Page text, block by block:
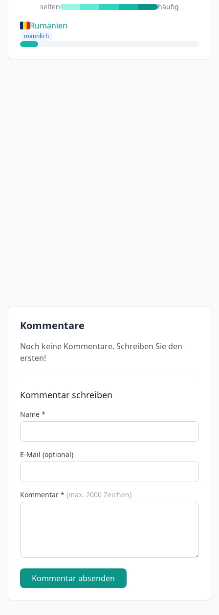
selten häufig
Rumänien
männlich
Kommentare
Noch keine Kommentare. Schreiben Sie den
ersten!
Kommentar schreiben
Name *
E-Mail (optional)
Kommentar * (max. 2000 Zeichen)
Kommentar absenden